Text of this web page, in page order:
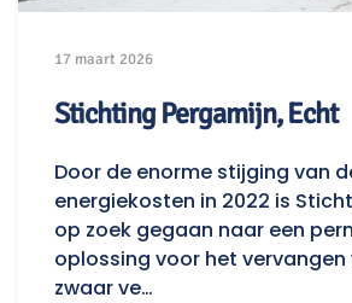
17 maart 2026
Stichting Pergamijn, Echt
Door de enorme stijging van
energiekosten in 2022 is
op zoek gegaan naar een
oplossing voor het vervangen
zwaar ve…